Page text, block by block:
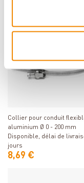
Collier pour conduit
aluminium Ø 0 - 200 mm
Disponible, délai de
jours
8,69 €